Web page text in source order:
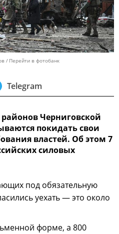
Перейти в фотобанк
Telegram
Черниговской
покидать свои
властей. Об этом 7
силовых
под обязательную
уехать — это около
форме, а 800